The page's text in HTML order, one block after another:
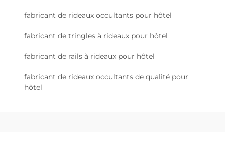
fabricant de rideaux occultants pour hôtel
fabricant de tringles à rideaux pour hôtel
fabricant de rails à rideaux pour hôtel
fabricant de rideaux occultants de qualité pour
hôtel